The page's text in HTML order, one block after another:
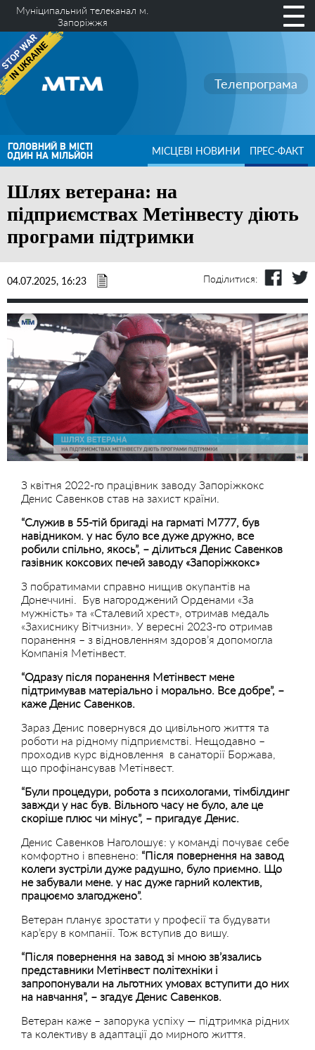
Муніципальний телеканал м.
Запоріжжя
Телепрограма
ГОЛОВНИЙ В МІСТІ
ОДИН НА МІЛЬЙОН МІСЦЕВІ НОВИНИ ПРЕС-ФАКТ
Шлях ветерана: на
підприємствах Метінвесту діють
програми підтримки
04.07.2025, 16:23 Поділитися:
З квітня 2022-го працівник заводу Запоріжкокс
Денис Савенков став на захист країни.
“Служив в 55-тій бригаді на гарматі М777, був
навідником. у нас було все дуже дружно, все
робили спільно, якось”, – ділиться Денис Савенков
газівник коксових печей заводу «Запоріжкокс»
З побратимами справно нищив окупантів на
Донеччині. Був нагороджений Орденами «За
мужність» та «Сталевий хрест», отримав медаль
«Захиснику Вітчизни». У вересні 2023-го отримав
поранення – з відновленням здоров’я допомогла
Компанія Метінвест.
“Одразу після поранення Метінвест мене
підтримував матеріально і морально. Все добре”, –
каже Денис Савенков.
Зараз Денис повернувся до цивільного життя та
роботи на рідному підприємстві. Нещодавно –
проходив курс відновлення в санаторії Боржава,
що профінансував Метінвест.
“Були процедури, робота з психологами, тімбілдинг
завжди у нас був. Вільного часу не було, але це
скоріше плюс чи мінус”, – пригадує Денис.
Денис Савенков Наголошує: у команді почуває себе
комфортно і впевнено: “Після повернення на завод
колеги зустріли дуже радушно, було приємно. Що
не забували мене. у нас дуже гарний колектив,
працюємо злагоджено”.
Ветеран планує зростати у професії та будувати
кар’єру в компанії. Тож вступив до вишу.
“Після повернення на завод зі мною зв’язались
представники Метінвест політехніки і
запропонували на льготних умовах вступити до них
на навчання”, – згадує Денис Савенков.
Ветеран каже – запорука успіху — підтримка рідних
та колективу в адаптації до мирного життя.